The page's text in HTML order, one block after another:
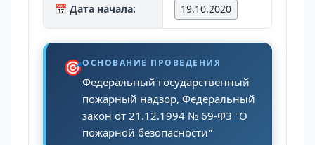
📅 Дата начала: 19.10.2020
🎯ОСНОВАНИЕ ПРОВЕДЕНИЯ
Федеральный государственный
пожарный надзор, Федеральный
закон от 21.12.1994 № 69-ФЗ "О
пожарной безопасности"